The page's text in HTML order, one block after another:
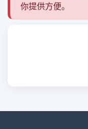
你提供方便。